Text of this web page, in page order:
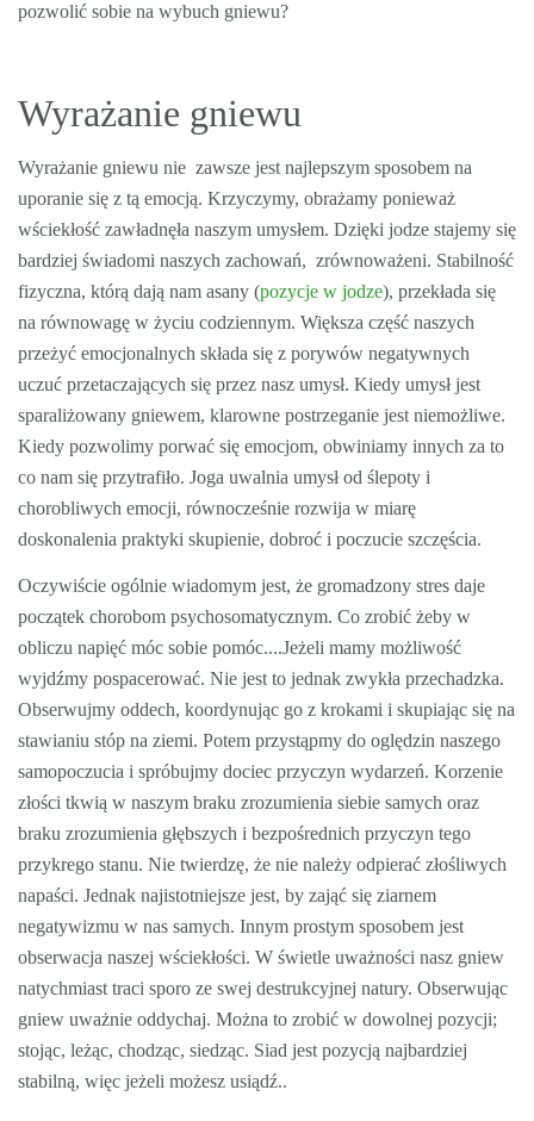
pozwolić sobie na wybuch gniewu?
Wyrażanie gniewu
Wyrażanie gniewu nie zawsze jest najlepszym sposobem na
uporanie się z tą emocją. Krzyczymy, obrażamy ponieważ
wściekłość zawładnęła naszym umysłem. Dzięki jodze stajemy się
bardziej świadomi naszych zachowań, zrównoważeni. Stabilność
fizyczna, którą dają nam asany (pozycje w jodze), przekłada się
na równowagę w życiu codziennym. Większa część naszych
przeżyć emocjonalnych składa się z porywów negatywnych
uczuć przetaczających się przez nasz umysł. Kiedy umysł jest
sparaliżowany gniewem, klarowne postrzeganie jest niemożliwe.
Kiedy pozwolimy porwać się emocjom, obwiniamy innych za to
co nam się przytrafiło. Joga uwalnia umysł od ślepoty i
chorobliwych emocji, równocześnie rozwija w miarę
doskonalenia praktyki skupienie, dobroć i poczucie szczęścia.
Oczywiście ogólnie wiadomym jest, że gromadzony stres daje
początek chorobom psychosomatycznym. Co zrobić żeby w
obliczu napięć móc sobie pomóc....Jeżeli mamy możliwość
wyjdźmy pospacerować. Nie jest to jednak zwykła przechadzka.
Obserwujmy oddech, koordynując go z krokami i skupiając się na
stawianiu stóp na ziemi. Potem przystąpmy do oględzin naszego
samopoczucia i spróbujmy dociec przyczyn wydarzeń. Korzenie
złości tkwią w naszym braku zrozumienia siebie samych oraz
braku zrozumienia głębszych i bezpośrednich przyczyn tego
przykrego stanu. Nie twierdzę, że nie należy odpierać złośliwych
napaści. Jednak najistotniejsze jest, by zająć się ziarnem
negatywizmu w nas samych. Innym prostym sposobem jest
obserwacja naszej wściekłości. W świetle uważności nasz gniew
natychmiast traci sporo ze swej destrukcyjnej natury. Obserwując
gniew uważnie oddychaj. Można to zrobić w dowolnej pozycji;
stojąc, leżąc, chodząc, siedząc. Siad jest pozycją najbardziej
stabilną, więc jeżeli możesz usiądź..